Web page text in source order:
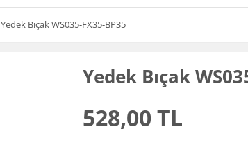
Yedek Bıçak WS035-FX35-BP35
Yedek Bıçak
528,00 TL